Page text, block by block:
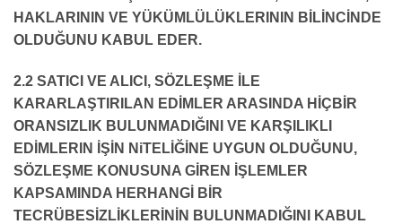
HAKLARININ VE YÜKÜMLÜLÜKLERININ BİLİNCİNDE
OLDUĞUNU KABUL EDER.
2.2 SATICI VE ALICI, SÖZLEŞME İLE
KARARLAŞTIRILAN EDİMLER ARASINDA HİÇBİR
ORANSIZLIK BULUNMADIĞINI VE KARŞILIKLI
EDİMLERIN İŞİN NiTELİĞİNE UYGUN OLDUĞUNU,
SÖZLEŞME KONUSUNA GİREN İŞLEMLER
KAPSAMINDA HERHANGİ BİR
TECRÜBESİZLİKLERİNİN BULUNMADIĞINI KABUL